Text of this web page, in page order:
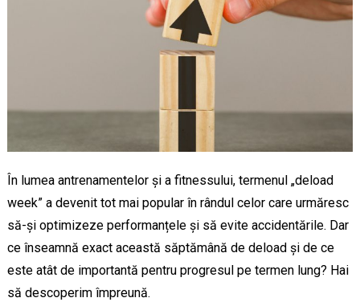
În lumea antrenamentelor și a fitnessului, termenul „deload
week” a devenit tot mai popular în rândul celor care urmăresc
să-și optimizeze performanțele și să evite accidentările. Dar
ce înseamnă exact această săptămână de deload și de ce
este atât de importantă pentru progresul pe termen lung? Hai
să descoperim împreună.